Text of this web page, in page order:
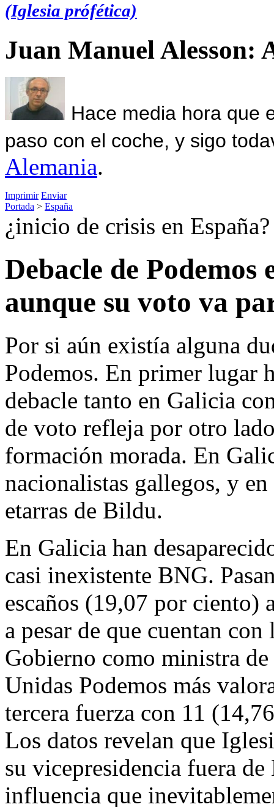
(Iglesia prófética)
Juan Manuel Alesson:
Hace media hora que
paso con el coche, y sigo
Alemania.
Imprimir Enviar
Portada > España
¿inicio de crisis en España?
Debacle de Podemos
aunque su voto va
Por si aún existía alguna
Podemos. En primer lugar
debacle tanto en Galicia
de voto refleja por otro
formación morada. En
nacionalistas gallegos, y
etarras de Bildu.
En Galicia han
casi inexistente BNG.
escaños (19,07 por ciento)
a pesar de que cuentan
Gobierno como ministra
Unidas Podemos más
tercera fuerza con 11
Los datos revelan que
su vicepresidencia fuera
influencia que